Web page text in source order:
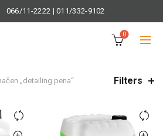
066/11-2222 |011/332-9102
0
„detailing pena“ Filters